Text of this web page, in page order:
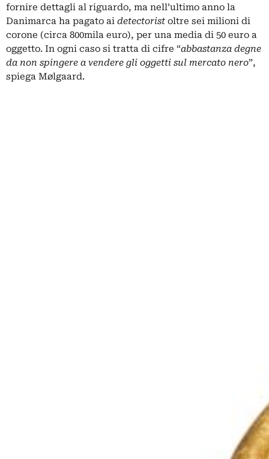
fornire dettagli al riguardo, ma nell’ultimo anno la
Danimarca ha pagato ai detectorist oltre sei milioni di
corone (circa 800mila euro), per una media di 50 euro a
oggetto. In ogni caso si tratta di cifre “abbastanza degne
da non spingere a vendere gli oggetti sul mercato nero”,
spiega Mølgaard.